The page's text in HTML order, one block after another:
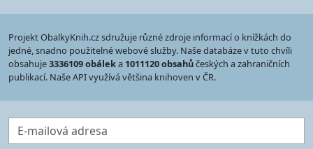
Projekt ObalkyKnih.cz sdružuje různé zdroje informací o knížkách do
jedné, snadno použitelné webové služby. Naše databáze v tuto chvíli
obsahuje3336109 obáleka 1011120 obsahůčeských a zahraničních
publikací. Naše API využívá většina knihoven v ČR.
E-mailová adresa